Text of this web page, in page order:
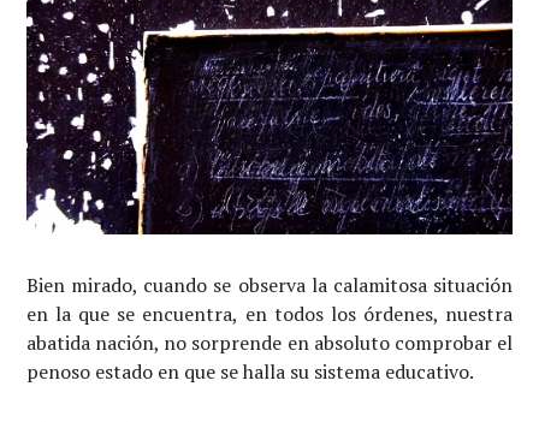
Bien mirado, cuando se observa la calamitosa situación
en la que se encuentra, en todos los órdenes, nuestra
abatida nación, no sorprende en absoluto comprobar el
penoso estado en que se halla su sistema educativo.